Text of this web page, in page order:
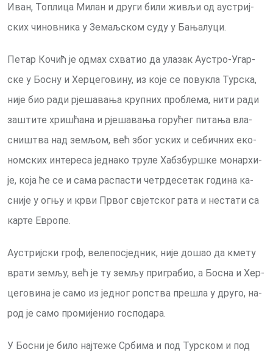
Иван, То­пли­ца Ми­лан и дру­ги би­ли жи­вљи од аустриј­
ских чи­нов­ни­ка у Зе­маљ­ском су­ду у Ба­њалу­ци.
Пе­тар Ко­чић је од­мах схва­тио да ула­зак Аустро-Угар­
ске у Бо­сну и Хер­це­го­ви­ну, из ко­је се по­ву­кла Тур­ска,
ни­је био ра­ди рје­ша­ва­ња круп­них про­бле­ма, нити ради
за­шти­те хри­шћа­на и рје­ша­ва­ња го­ру­ћег пи­та­ња вла­
сни­штва над зе­мљом, већ због уских и се­бич­них еко­
ном­ских ин­те­ре­са јед­на­ко тру­ле Хаб­збур­шке мо­нар­хи­
је, ко­ја ће се и са­ма рас­па­сти че­тр­де­се­так го­ди­на ка­
сни­је у ог­њу и кр­ви Пр­вог свјет­ског ра­та и не­ста­ти са
кар­те Евро­пе.
Аустриј­ски гроф, ве­ле­по­сјед­ник, ни­је до­шао да кме­ту
вра­ти зе­мљу, већ је ту зе­мљу при­гра­био, а Бо­сна и Хер­
це­го­ви­на је са­мо из јед­ног роп­ства пре­шла у дру­го, на­
ро­д је са­мо про­ми­је­нио го­спо­да­ра.
У Бо­сни је би­ло нај­те­же Ср­би­ма и под Тур­ском и под